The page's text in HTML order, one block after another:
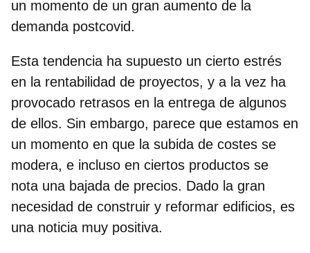
un momento de un gran aumento de la
demanda postcovid.
Esta tendencia ha supuesto un cierto estrés
en la rentabilidad de proyectos, y a la vez ha
provocado retrasos en la entrega de algunos
de ellos. Sin embargo, parece que estamos en
un momento en que la subida de costes se
modera, e incluso en ciertos productos se
nota una bajada de precios. Dado la gran
necesidad de construir y reformar edificios, es
una noticia muy positiva.